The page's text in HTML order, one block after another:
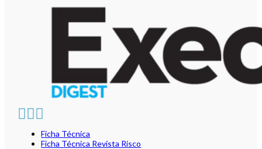
Ficha Técnica
Ficha Técnica Revista Risco